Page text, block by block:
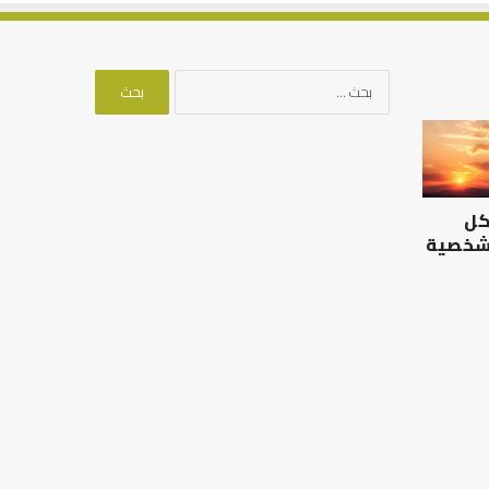
الرصيد
التربوي
والطفولة
المبكرة
..
كيف
شخصية
البحث